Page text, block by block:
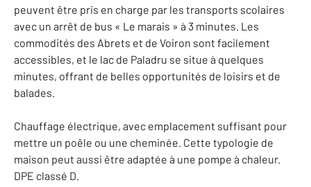
peuvent être pris en charge par les transports scolaires
avec un arrêt de bus « Le marais » à 3 minutes. Les
commodités des Abrets et de Voiron sont facilement
accessibles, et le lac de Paladru se situe à quelques
minutes, offrant de belles opportunités de loisirs et de
balades.
Chauffage électrique, avec emplacement suffisant pour
mettre un poêle ou une cheminée. Cette typologie de
maison peut aussi être adaptée à une pompe à chaleur.
DPE classé D.